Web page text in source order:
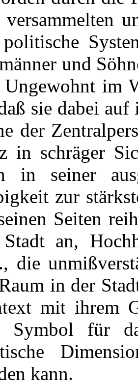
politische
und
Ungewohnt im
sie dabei auf
der
in schräger
in seiner
zur
Seiten
an,
die
in der
mit ihrem
Symbol für
kann.